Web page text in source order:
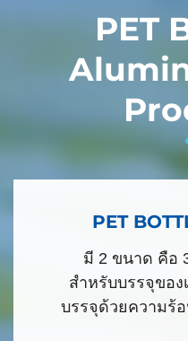
PET
PET
มี 2 ขนาด คือ
สำหรับบรรจุของ
บรรจุด้วยความร้